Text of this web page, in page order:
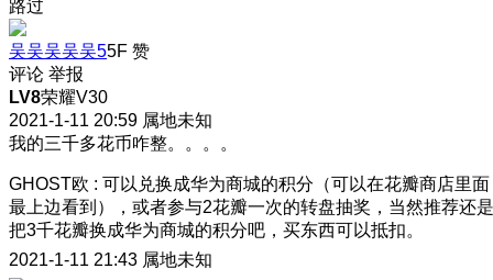
路过
吴吴吴吴吴55F 赞
评论 举报
LV8荣耀V30
2021-1-11 20:59 属地未知
我的三千多花币咋整。。。。
GHOST欧 : 可以兑换成华为商城的积分（可以在花瓣商店里面
最上边看到），或者参与2花瓣一次的转盘抽奖，当然推荐还是
把3千花瓣换成华为商城的积分吧，买东西可以抵扣。
2021-1-11 21:43 属地未知